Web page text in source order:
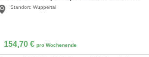
Standort: Wuppertal
154,70 € pro Wochenende